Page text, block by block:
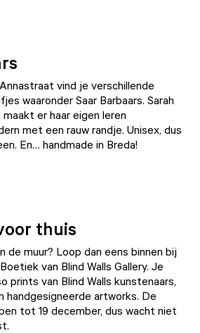
vind je verschillende
waaronder Saar Barbaars. Sarah
er haar eigen leren
met een rauw randje. Unisex, dus
En… handmade in Breda!
thuis
de muur? Loop dan eens binnen bij
van Blind Walls Gallery. Je
prints van Blind Walls kunstenaars,
handgesigneerde artworks. De
tot 19 december, dus wacht niet